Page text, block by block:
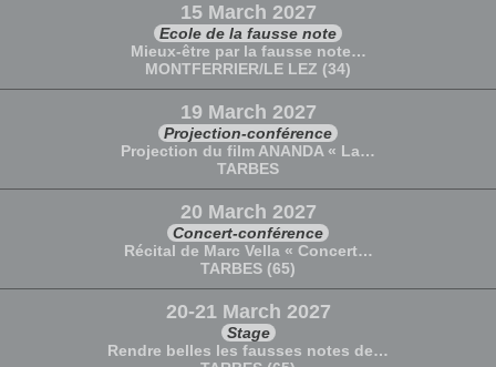
15 March 2027
Ecole de la fausse note
Mieux-être par la fausse note…
MONTFERRIER/LE LEZ (34)
19 March 2027
Projection-conférence
Projection du film ANANDA « La…
TARBES
20 March 2027
Concert-conférence
Récital de Marc Vella « Concert…
TARBES (65)
20-21 March 2027
Stage
Rendre belles les fausses notes de…